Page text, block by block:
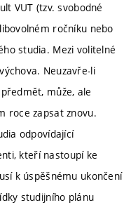
VUT (tzv. svobodné
ročníku nebo
studia. Mezi volitelné
Neuzavře-li
může, ale
roce zapsat znovu.
odpovídající
kteří nastoupí ke
k úspěšnému ukončení
studijního plánu